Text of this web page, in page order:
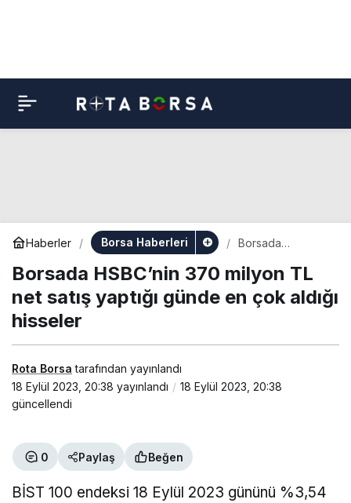
Haberler Borsa Haberleri
Borsada
milyon TL net
satış yaptığı
günde en çok
aldığı hisseler
Borsada HSBC’nin 370 milyon TL
net satış yaptığı günde en çok aldığı
hisseler
Rota Borsa tarafından yayınlandı
18 Eylül 2023, 20:38 yayınlandı
18 Eylül 2023, 20:38
güncellendi
0 Paylaş Beğen
BİST 100 endeksi 18 Eylül 2023 gününü %3,54